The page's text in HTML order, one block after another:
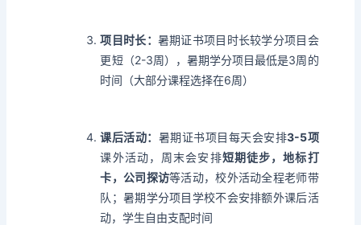
项目时长： 暑期证书项目时长较学分项目会
更短（2-3周），暑期学分项目最低是3周的
时间（大部分课程选择在6周）
课后活动： 暑期证书项目每天会安排3-5项
课外活动，周末会安排短期徒步，地标打
卡，公司探访等活动，校外活动全程老师带
队； 暑期学分项目学校不会安排额外课后活
动，学生自由支配时间